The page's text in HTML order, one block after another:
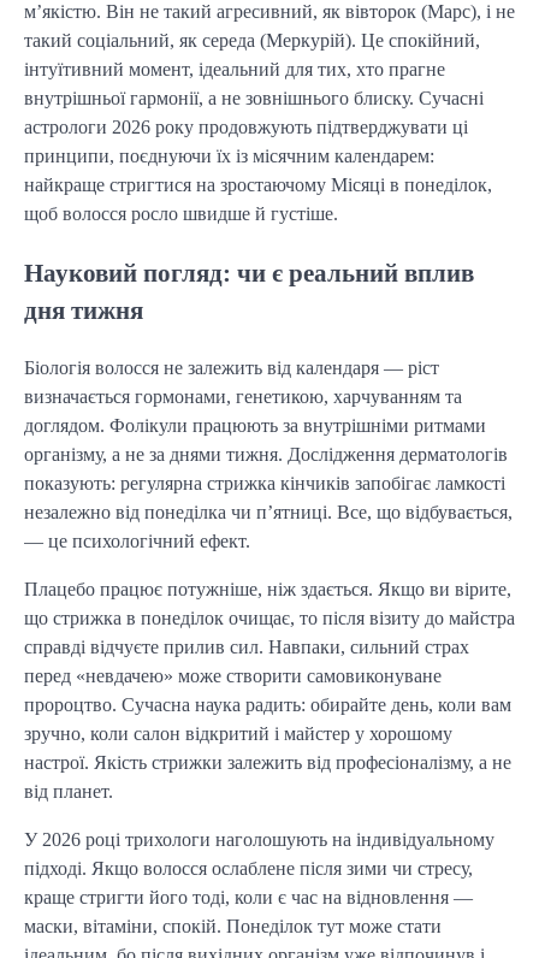
м’якістю. Він не такий агресивний, як вівторок (Марс), і не
такий соціальний, як середа (Меркурій). Це спокійний,
інтуїтивний момент, ідеальний для тих, хто прагне
внутрішньої гармонії, а не зовнішнього блиску. Сучасні
астрологи 2026 року продовжують підтверджувати ці
принципи, поєднуючи їх із місячним календарем:
найкраще стригтися на зростаючому Місяці в понеділок,
щоб волосся росло швидше й густіше.
Науковий погляд: чи є реальний вплив
дня тижня
Біологія волосся не залежить від календаря — ріст
визначається гормонами, генетикою, харчуванням та
доглядом. Фолікули працюють за внутрішніми ритмами
організму, а не за днями тижня. Дослідження дерматологів
показують: регулярна стрижка кінчиків запобігає ламкості
незалежно від понеділка чи п’ятниці. Все, що відбувається,
— це психологічний ефект.
Плацебо працює потужніше, ніж здається. Якщо ви вірите,
що стрижка в понеділок очищає, то після візиту до майстра
справді відчуєте прилив сил. Навпаки, сильний страх
перед «невдачею» може створити самовиконуване
пророцтво. Сучасна наука радить: обирайте день, коли вам
зручно, коли салон відкритий і майстер у хорошому
настрої. Якість стрижки залежить від професіоналізму, а не
від планет.
У 2026 році трихологи наголошують на індивідуальному
підході. Якщо волосся ослаблене після зими чи стресу,
краще стригти його тоді, коли є час на відновлення —
маски, вітаміни, спокій. Понеділок тут може стати